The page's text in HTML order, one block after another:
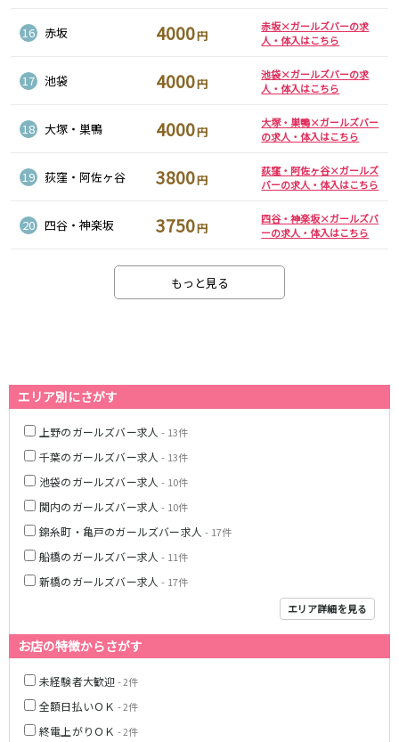
16 赤坂 4000円
赤坂×ガールズバーの求
人・体入はこちら
17 池袋 4000円
池袋×ガールズバーの求
人・体入はこちら
18 大塚・巣鴨 4000円
大塚・巣鴨×ガールズバー
の求人・体入はこちら
19 荻窪・阿佐ヶ谷 3800円
荻窪・阿佐ヶ谷×ガールズ
バーの求人・体入はこちら
20 四谷・神楽坂 3750円
四谷・神楽坂×ガールズバ
ーの求人・体入はこちら
もっと見る
エリア別にさがす
上野のガールズバー求人- 13件
千葉のガールズバー求人- 13件
池袋のガールズバー求人- 10件
関内のガールズバー求人- 10件
錦糸町・亀戸のガールズバー求人- 17件
船橋のガールズバー求人- 11件
新橋のガールズバー求人- 17件
エリア詳細を見る
お店の特徴からさがす
未経験者大歓迎- 2件
全額日払いＯＫ - 2件
終電上がりＯＫ - 2件
新宿駅
赤羽駅
川越駅
十条駅
西武多摩湖線
国分寺駅 八坂駅
小田急小田原線
厚木駅
下北沢駅
小田原駅
豪徳寺駅
海老名駅
新橋駅
川崎駅
横浜駅
藤沢駅
平塚駅
大船駅
辻堂駅
小田原駅
東急東横線
武蔵小杉駅
自由が丘駅
新丸子駅